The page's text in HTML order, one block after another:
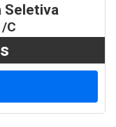
Seletiva
C